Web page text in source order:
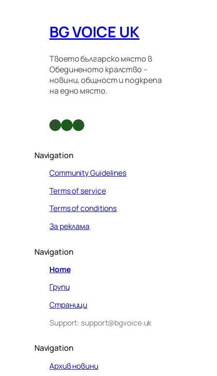
BG VOICE UK
Твоето българско място в
Обединеното кралство –
новини, общност и подкрепа
на едно място.
Facebook X GitHub
Navigation
Community Guidelines
Terms of service
Terms of conditions
За реклама
Navigation
Home
Групи
Страници
Support: support@bgvoice.uk
Navigation
Архив новини